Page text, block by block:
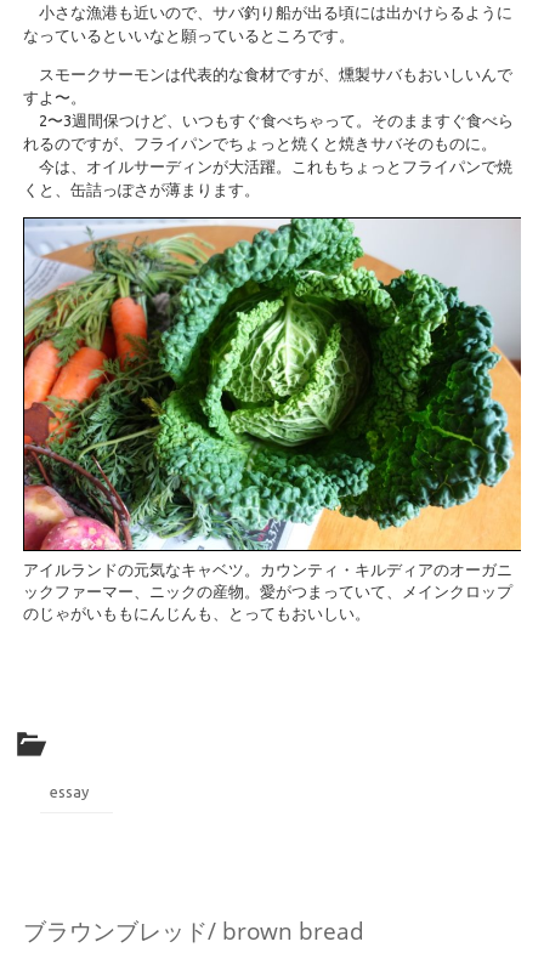
小さな漁港も近いので、サバ釣り船が出る頃には出かけらるように
なっているといいなと願っているところです。
スモークサーモンは代表的な食材ですが、燻製サバもおいしいんで
すよ〜。
2〜3週間保つけど、いつもすぐ食べちゃって。そのまますぐ食べら
れるのですが、フライパンでちょっと焼くと焼きサバそのものに。
今は、オイルサーディンが大活躍。これもちょっとフライパンで焼
くと、缶詰っぽさが薄まります。
アイルランドの元気なキャベツ。カウンティ・キルディアのオーガニ
ックファーマー、ニックの産物。愛がつまっていて、メインクロップ
のじゃがいももにんじんも、とってもおいしい。
essay
ブラウンブレッド/ brown bread